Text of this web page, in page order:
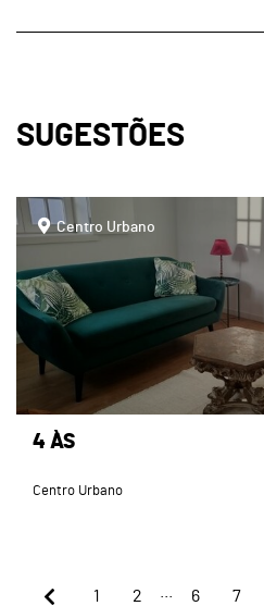
SUGESTÕES
page
Centro Urbano
4 ÀS
Centro Urbano
1 2 6 7